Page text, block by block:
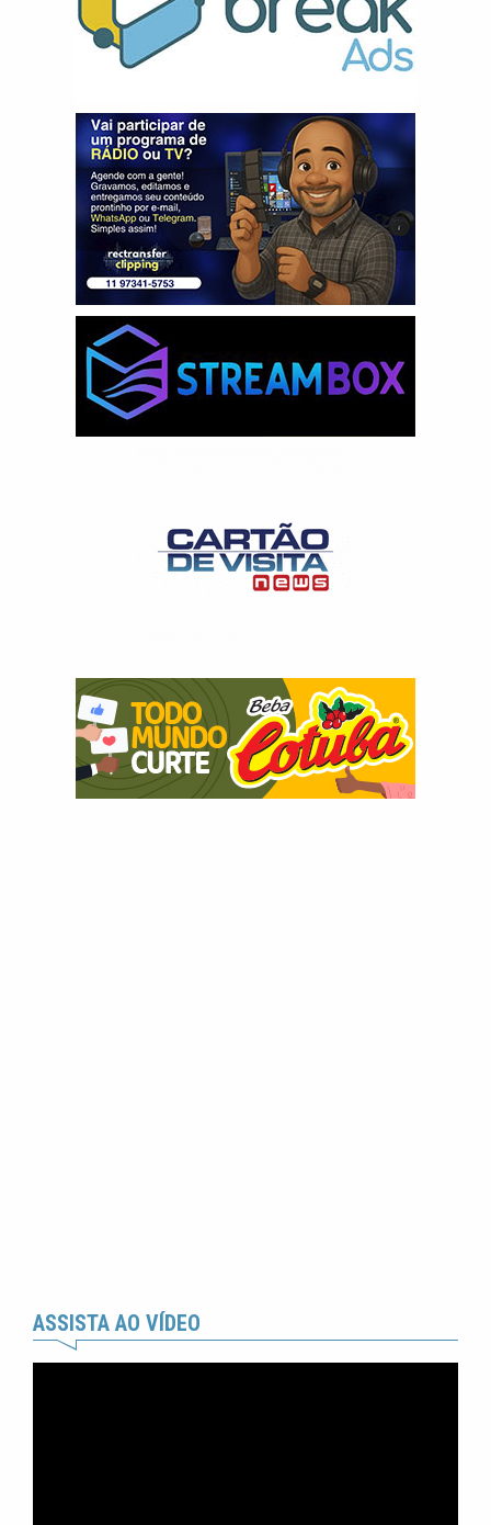
ASSISTA AO VÍDEO